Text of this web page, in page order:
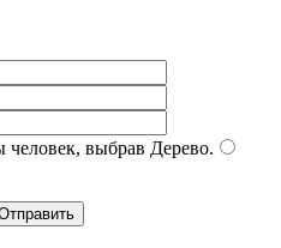
человек, выбрав Дерево.